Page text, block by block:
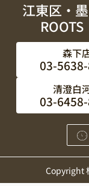
江東区・
森下
03-
清澄白
03-
Copyright